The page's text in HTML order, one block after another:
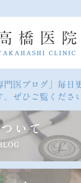
門医ブログ」毎日
。ぜひご覧くださ